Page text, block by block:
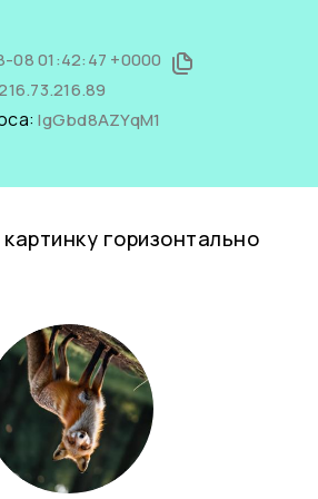
08 01:42:47 +0000
lgGbd8AZYqM1
горизонтально